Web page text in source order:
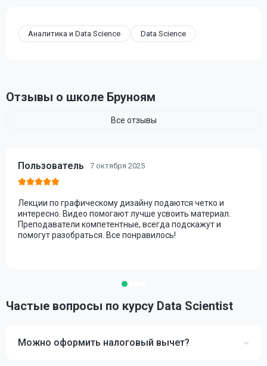
Аналитика и Data Science Data Science
Отзывы о школе Бруноям
Все отзывы
Пользователь 7 октября 2025
Лекции по графическому дизайну подаются четко и
интересно. Видео помогают лучше усвоить материал.
Преподаватели компетентные, всегда подскажут и
помогут разобраться. Все понравилось!
Частые вопросы по курсу Data Scientist
Можно оформить налоговый вычет?